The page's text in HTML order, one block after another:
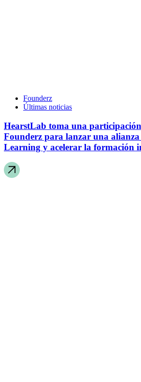
Founderz
Últimas noticias
HearstLab toma una participación
Founderz para lanzar una
Learning y acelerar la formación